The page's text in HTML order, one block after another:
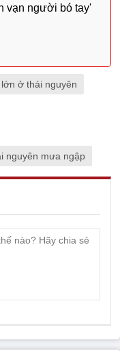
vạn người bó tay'
ở thái nguyên
nguyên mưa ngập